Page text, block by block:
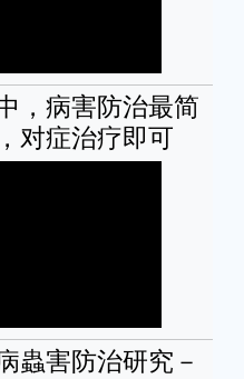
，病害防治最简
对症治疗即可
蟲害防治研究－